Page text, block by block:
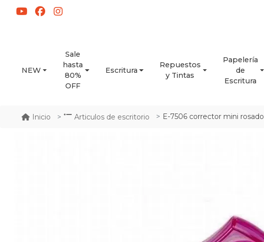
NEW
Sale
hasta
80%
OFF
Escritura
Repuestos
y Tintas
Papelería
de
Escritura
Inicio Articulos de escritorio E-7506 corrector mini rosado